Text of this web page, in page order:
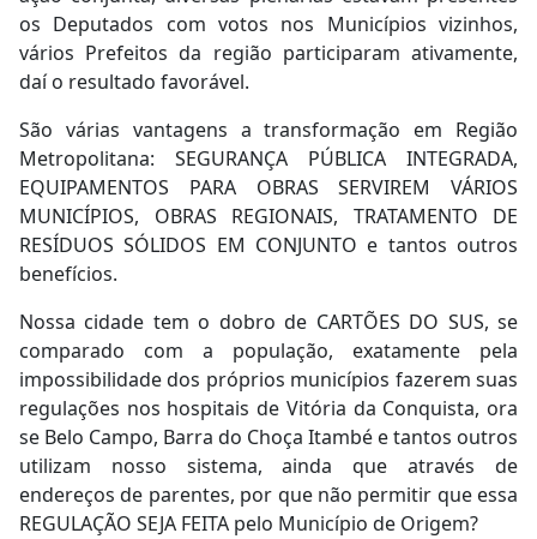
os Deputados com votos nos Municípios vizinhos,
vários Prefeitos da região participaram ativamente,
daí o resultado favorável.
São várias vantagens a transformação em Região
Metropolitana: SEGURANÇA PÚBLICA INTEGRADA,
EQUIPAMENTOS PARA OBRAS SERVIREM VÁRIOS
MUNICÍPIOS, OBRAS REGIONAIS, TRATAMENTO DE
RESÍDUOS SÓLIDOS EM CONJUNTO e tantos outros
benefícios.
Nossa cidade tem o dobro de CARTÕES DO SUS, se
comparado com a população, exatamente pela
impossibilidade dos próprios municípios fazerem suas
regulações nos hospitais de Vitória da Conquista, ora
se Belo Campo, Barra do Choça Itambé e tantos outros
utilizam nosso sistema, ainda que através de
endereços de parentes, por que não permitir que essa
REGULAÇÃO SEJA FEITA pelo Município de Origem?